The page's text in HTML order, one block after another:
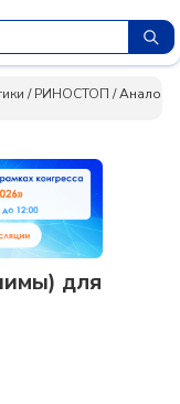
/РИНОСТОП /
для